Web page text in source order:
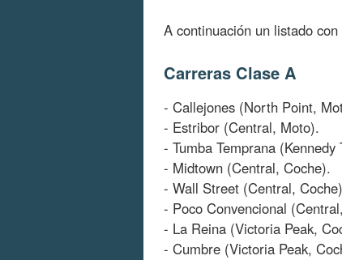
A continuación un listado
Carreras Clase A
- Callejones (North Point,
- Estribor (Central, Moto).
- Tumba Temprana (Kennedy
- Midtown (Central, Coche).
- Wall Street (Central,
- Poco Convencional
- La Reina (Victoria Peak,
- Cumbre (Victoria Peak,